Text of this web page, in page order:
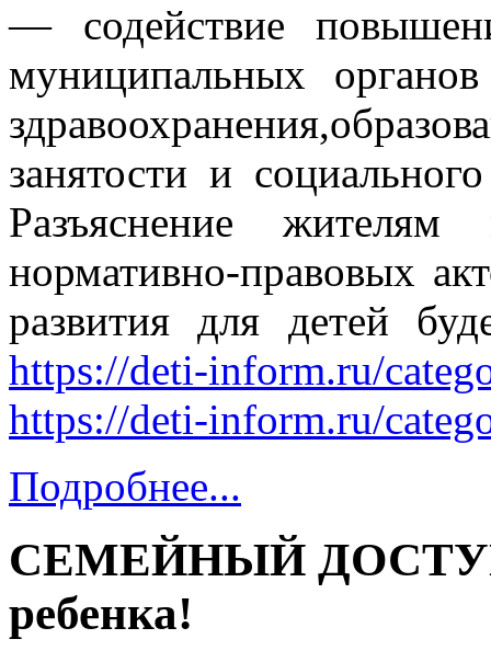
— содействие
муниципальных
занятости и
Разъяснение жителям
нормативно-правовых
развития для детей
https://deti-inform.ru/
https://deti-inform.ru/
Подробнее...
СЕМЕЙНЫЙ ДОСТУП
ребенка!